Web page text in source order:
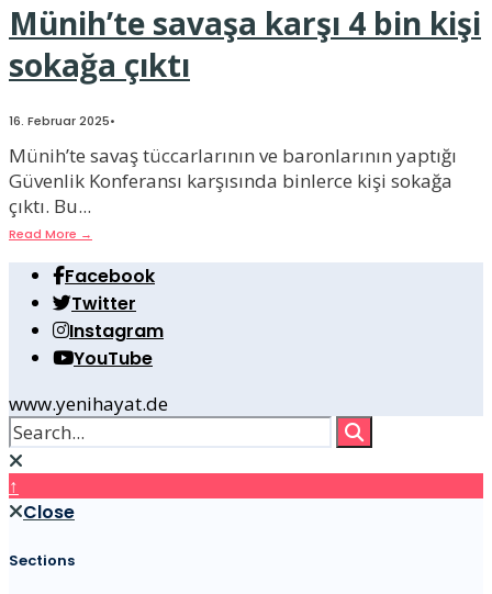
Münih’te savaşa karşı 4 bin kişi
sokağa çıktı
16. Februar 2025•
Münih’te savaş tüccarlarının ve baronlarının yaptığı
Güvenlik Konferansı karşısında binlerce kişi sokağa
çıktı. Bu...
Read More →
Facebook
Twitter
Instagram
YouTube
www.yenihayat.de
↑
Close
Sections